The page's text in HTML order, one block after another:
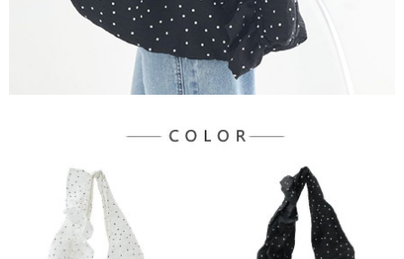
時審查核予不同之上限額度；若仍有額度不足之情形，本公司將視審查結果
請求用戶進行身份認證。
５．嚴禁一人註冊多個帳號或使用他人資訊註冊。若發現惡意使用之情形，
恩沛科技股份有限公司將有權停止該用戶之使用額度並採取法律行動。